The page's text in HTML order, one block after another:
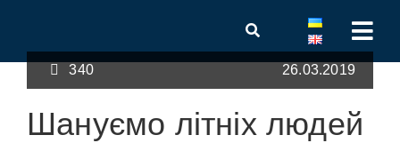
340 26.03.2019
Шануємо літніх людей